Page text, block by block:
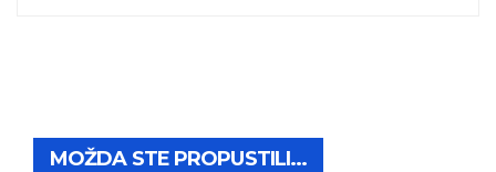
MOŽDA STE PROPUSTILI...